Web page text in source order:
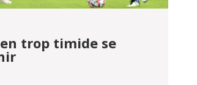
trop timide se